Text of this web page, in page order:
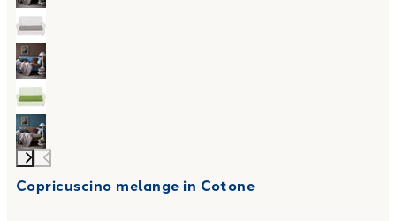
Copricuscino melange in Cotone